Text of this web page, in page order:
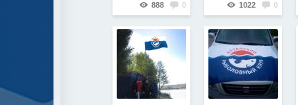
888 0 1022 0